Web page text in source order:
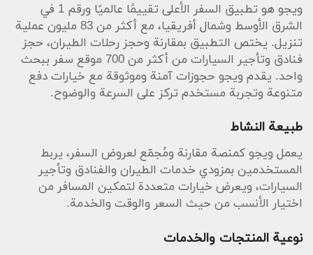
ويجو هو تطبيق السفر الأعلى تقييمًا عالميًا ورقم 1 في
الشرق الأوسط وشمال أفريقيا، مع أكثر من 83 مليون عملية
تنزيل. يختص التطبيق بمقارنة وحجز رحلات الطيران، حجز
فنادق وتأجير السيارات من أكثر من 700 موقع سفر ببحث
واحد. يقدم ويجو حجوزات آمنة وموثوقة مع خيارات دفع
متنوعة وتجربة مستخدم تركز على السرعة والوضوح.
طبيعة النشاط
يعمل ويجو كمنصة مقارنة ومُجمّع لعروض السفر، يربط
المستخدمين بمزودي خدمات الطيران والفنادق وتأجير
السيارات، ويعرض خيارات متعددة لتمكين المسافر من
اختيار الأنسب من حيث السعر والوقت والخدمة.
نوعية المنتجات والخدمات